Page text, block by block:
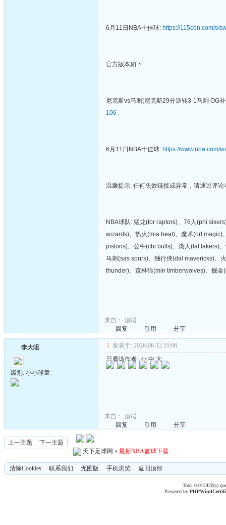
6月11日NBA十佳球: https://115cdn.com/s/
官方版本如下:
尼克斯vs马刺(尼克斯29分逆转3-1马刺 OG
106
6月11日NBA十佳球: https://www.nba.com/
温馨提示: 任何失效链接或异常，请通过评
NBA球队: 猛龙(tor raptors)、76人(phi
wizards)、热火(mia heat)、魔术(orl
pistons)、公牛(chi bulls)、湖人(lal lakers)
马刺(sas spurs)、独行侠(dal mavericks)、
thunder)、森林狼(min timberwolves)、掘金
来自： 顶端
回复
引用 分享
李大咀
级别: 小小球童
1 发表于: 2026-06-12 15:06
只看该作者 |小 中 大
来自： 顶端
回复
引用 分享
上一主题
下一主题
天下足球网 » 最新NBA篮球下载
清除Cookies 联系我们 无图版 手机浏览 返回顶部
Total 0.012420(s)
Powered byPHPWind